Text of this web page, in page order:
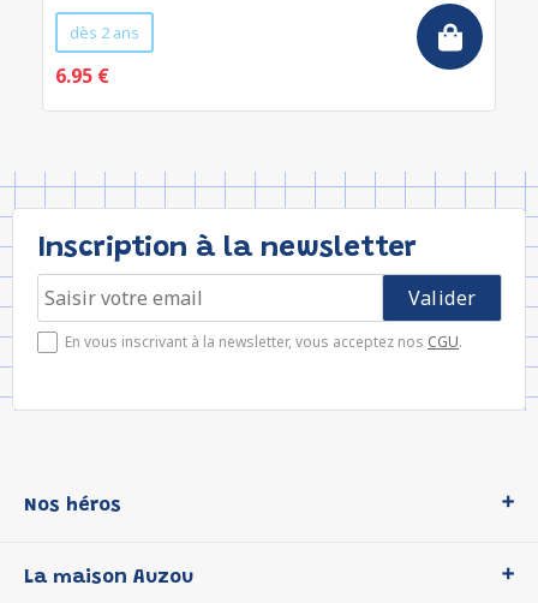
dès 2 ans
6.95 €
Inscription à la newsletter
En vous inscrivant à la newsletter, vous acceptez nos CGU.
Nos héros
P'tit Loup
La maison Auzou